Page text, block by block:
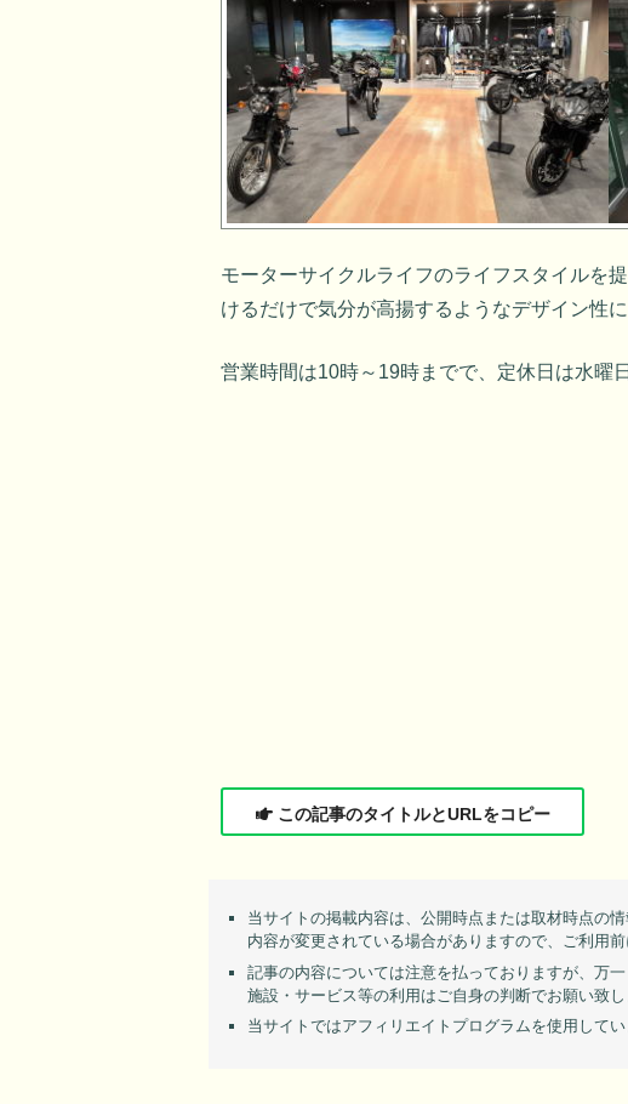
モーターサイクルライフのライフスタイルを
けるだけで気分が高揚するようなデザイン性
営業時間は10時～19時までで、定休日は水曜
この記事のタイトルとURLをコピー
当サイトの掲載内容は、公開時点または取材時点の
内容が変更されている場合がありますので、ご利用
記事の内容については注意を払っておりますが、万
施設・サービス等の利用はご自身の判断でお願い致し
当サイトではアフィリエイトプログラムを使用してい